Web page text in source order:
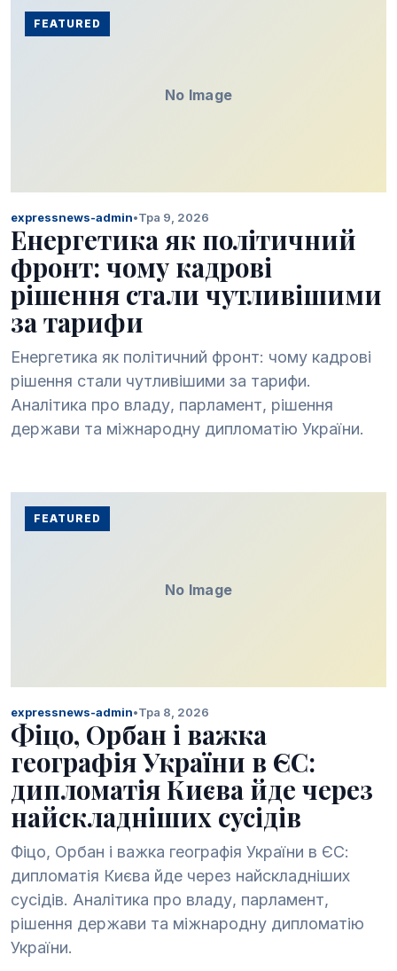
No Image
FEATURED
expressnews-admin•Тра 9, 2026
Енергетика як політичний
фронт: чому кадрові
рішення стали чутливішими
за тарифи
Енергетика як політичний фронт: чому кадрові
рішення стали чутливішими за тарифи.
Аналітика про владу, парламент, рішення
держави та міжнародну дипломатію України.
No Image
FEATURED
expressnews-admin•Тра 8, 2026
Фіцо, Орбан і важка
географія України в ЄС:
дипломатія Києва йде через
найскладніших сусідів
Фіцо, Орбан і важка географія України в ЄС:
дипломатія Києва йде через найскладніших
сусідів. Аналітика про владу, парламент,
рішення держави та міжнародну дипломатію
України.